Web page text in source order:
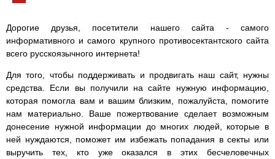
Дорогие друзья, посетители нашего сайта - самого
информативного и самого крупного противосектантского сайта
всего русскоязычного интернета!
Для того, чтобы поддерживать и продвигать наш сайт, нужны
средства. Если вы получили на сайте нужную информацию,
которая помогла вам и вашим близким, пожалуйста, помогите
нам материально. Ваше пожертвование сделает возможным
донесение нужной информации до многих людей, которые в
ней нуждаются, поможет им избежать попадания в секты или
выручить тех, кто уже оказался в этих бесчеловечных